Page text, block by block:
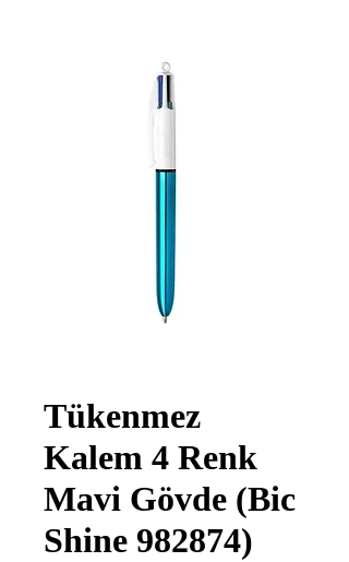
Tükenmez
Kalem 4 Renk
Mavi Gövde (Bic
Shine 982874)